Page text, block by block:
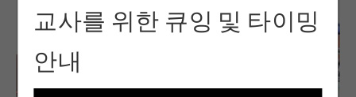
교사를 위한 큐잉 및 타이밍
안내